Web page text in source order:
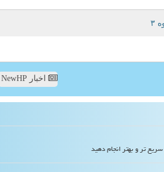
اخبار NewHP
تر و بهتر انجام دهید